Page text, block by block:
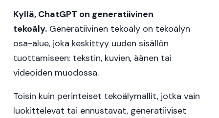
Kyllä, ChatGPT on generatiivinen
tekoäly. Generatiivinen tekoäly on tekoälyn
osa-alue, joka keskittyy uuden sisällön
tuottamiseen: tekstin, kuvien, äänen tai
videoiden muodossa.
Toisin kuin perinteiset tekoälymallit, jotka vain
luokittelevat tai ennustavat, generatiiviset